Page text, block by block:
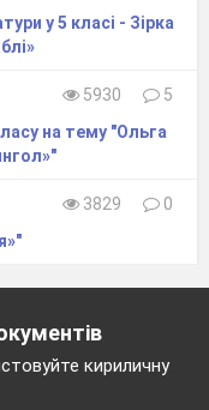
у 5 класі - Зірка
5930
5
на тему "Ольга
3829
0
кириличну